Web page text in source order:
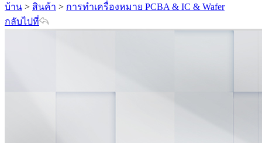
บ้าน > สินค้า > การทำเครื่องหมาย PCBA & IC & Wafer
กลับไปที่